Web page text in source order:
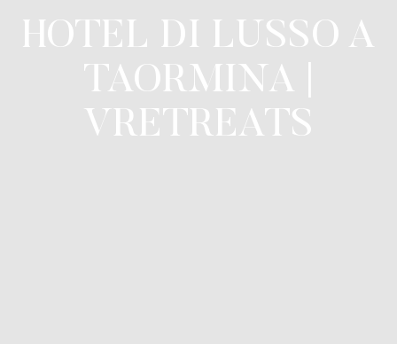
HOTEL DI LUSSO A
TAORMINA |
VRETREATS